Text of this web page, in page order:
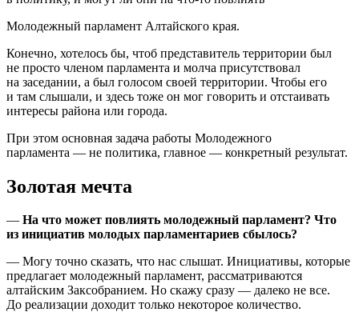
Молодежный парламент Алтайского края.
Конечно, хотелось бы, чтоб представитель территории был
не просто членом парламента и молча присутствовал
на заседании, а был голосом своей территории. Чтобы его
и там слышали, и здесь тоже он мог говорить и отстаивать
интересы района или города.
При этом основная задача работы Молодежного
парламента — не политика, главное — конкретный результат.
Золотая мечта
— На что может повлиять молодежный парламент? Что
из инициатив молодых парламентариев сбылось?
— Могу точно сказать, что нас слышат. Инициативы, которые
предлагает молодежный парламент, рассматриваются
алтайским Заксобранием. Но скажу сразу — далеко не все.
До реализации доходит только некоторое количество.